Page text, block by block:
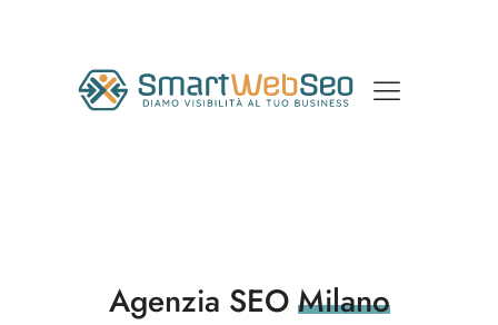
Agenzia SEOMilano